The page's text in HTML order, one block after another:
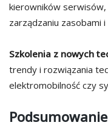
kierowników
zarządzaniu zasobami
Szkolenia z nowych
trendy i rozwiązania
elektromobilność czy
Podsumowanie